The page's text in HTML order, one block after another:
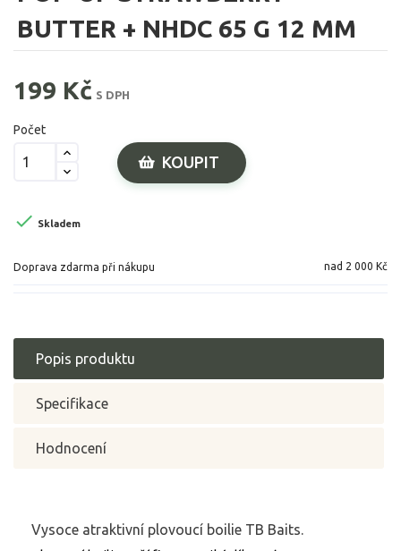
BUTTER + NHDC 65 G 12 MM
199 Kč S DPH
Počet
KOUPIT
 Skladem
Doprava zdarma při nákupu nad 2 000 Kč
Popis produktu
Specifikace
Hodnocení
Vysoce atraktivní plovoucí boilie TB Baits.